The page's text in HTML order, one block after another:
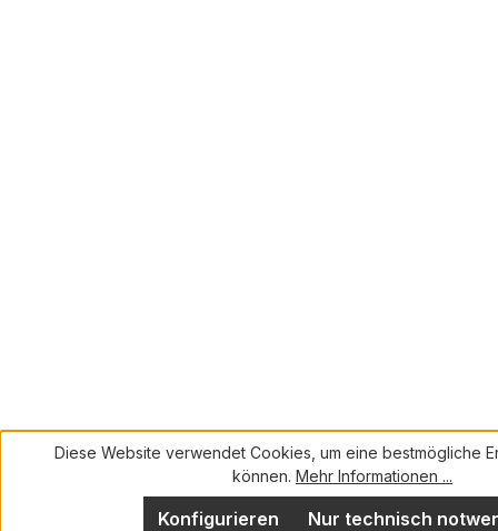
Diese Website verwendet Cookies, um eine bestmögliche
können. Mehr Informationen ...
Nur technisch
Konfigurieren